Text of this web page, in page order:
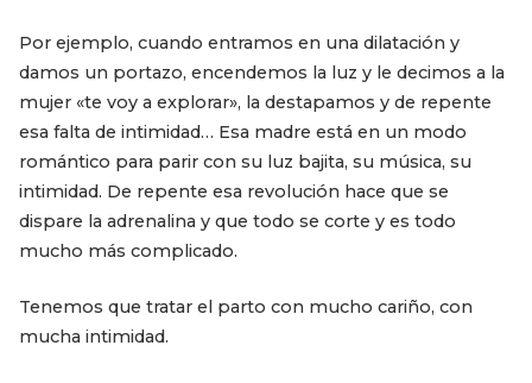
Por ejemplo, cuando entramos en una dilatación y
damos un portazo, encendemos la luz y le decimos a la
mujer «te voy a explorar», la destapamos y de repente
esa falta de intimidad… Esa madre está en un modo
romántico para parir con su luz bajita, su música, su
intimidad. De repente esa revolución hace que se
dispare la adrenalina y que todo se corte y es todo
mucho más complicado.
Tenemos que tratar el parto con mucho cariño, con
mucha intimidad.